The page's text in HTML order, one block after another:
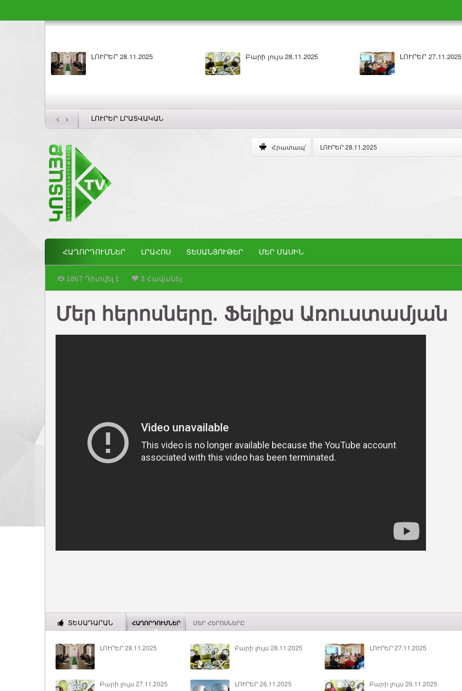
Բարի լույս 28.11.2025 ԼՈՒՐԵՐ 27.11.2025 Բարի լույս 27.11.2025
‹ › ԼՈՒՐԵՐ ԼՐԱՏՎԱԿԱՆ
Հրատապ' ԼՈՒՐԵՐ 28.11.2025
ՀԱՂՈՐԴՈՒՄՆԵՐ ԼՐԱՀՈՍ ՏԵՍԱՆՅՈՒԹԵՐ ՄԵՐ ՄԱՍԻՆ
1867 Դիտվել է 3 Հավանել
Մեր հերոսները. Ֆելիքս Առուստամյան
ՏԵՍԱԴԱՐԱՆ ՀԱՂՈՐԴՈՒՄՆԵՐ ՄԵՐ ՀԵՐՈՍՆԵՐԸ
ԼՈՒՐԵՐ 28.11.2025 Բարի լույս 28.11.2025 ԼՈՒՐԵՐ 27.11.2025
Բարի լույս 27.11.2025 ԼՈՒՐԵՐ 26.11.2025 Բարի լույս 26.11.2025